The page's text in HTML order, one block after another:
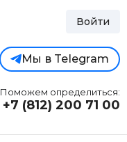
Войти
Мы в Telegram
Поможем определиться:
+7 (812) 200 71 00